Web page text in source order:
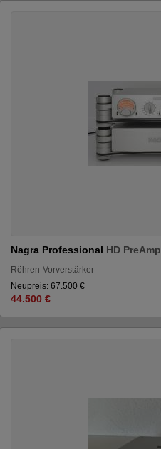
Nagra Professional HD PreAmp
Röhren-Vorverstärker
Neupreis: 67.500 €
44.500 €